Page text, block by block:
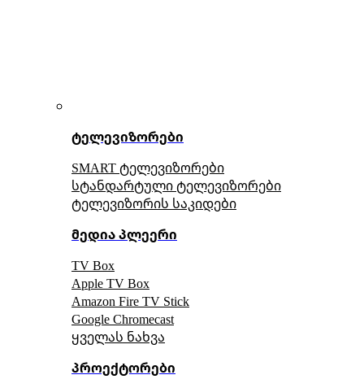
ტელევიზორები
SMART ტელევიზორები
სტანდარტული ტელევიზორები
ტელევიზორის საკიდები
მედია პლეერი
TV Box
Apple TV Box
Amazon Fire TV Stick
Google Chromecast
ყველას ნახვა
პროექტორები